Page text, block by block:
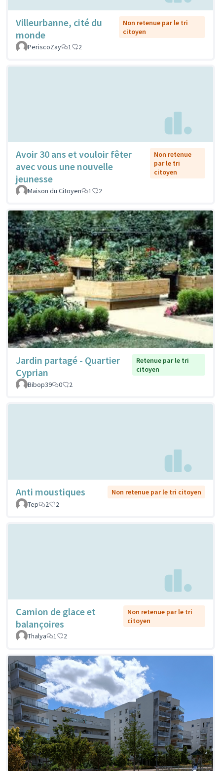
Villeurbanne, cité du
monde
Non retenue par le tri
citoyen
PeriscoZay
1 2
Avoir 30 ans et vouloir fêter
avec vous une nouvelle
jeunesse
Non retenue
par le tri
citoyen
Maison du Citoyen 1 2
Jardin partagé - Quartier
Cyprian
Retenue par le tri
citoyen
Bibop39
0 2
Anti moustiques
Non retenue par le tri citoyen
Tep
2 2
Camion de glace et
balançoires
Non retenue par le tri
citoyen
Thalya
1 2